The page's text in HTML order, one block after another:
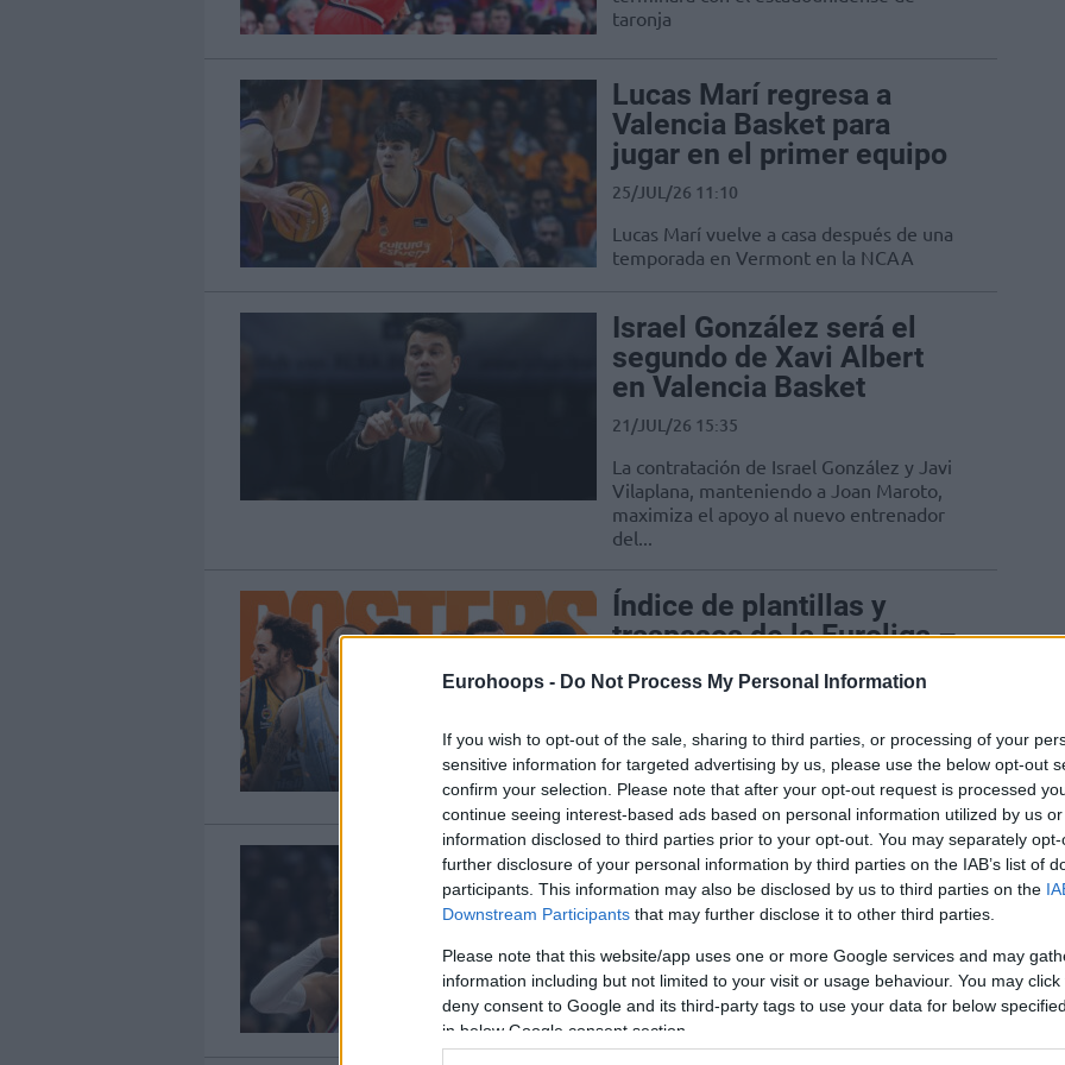
Eurohoops - Do Not Process My Personal Information
If you wish to opt-out of the sale, sharing to third parties, or processing of your
sensitive information for targeted advertising by us, please use the below opt-out
confirm your selection. Please note that after your opt-out request is processed
continue seeing interest-based ads based on personal information utilized by us
information disclosed to third parties prior to your opt-out. You may separately
further disclosure of your personal information by third parties on the IAB’s list of
participants. This information may also be disclosed by us to third parties on the
Downstream Participants that may further disclose it to other third parties.
Please note that this website/app uses one or more Google services and may
information including but not limited to your visit or usage behaviour. You may
deny consent to Google and its third-party tags to use your data for below
in below Google consent section.
taronja
Lucas Marí regresa a
Valencia Basket para
jugar en el primer equipo
25/JUL/26 11:10
Lucas Marí vuelve a casa después de una
temporada en Vermont en la NCAA
Israel González será el
segundo de Xavi Albert
en Valencia Basket
21/JUL/26 15:35
La contratación de Israel González y Javi
Vilaplana, manteniendo a Joan Maroto,
maximiza el apoyo al nuevo entrenador
del...
Índice de plantillas y
traspasos de la Euroliga –
2026/2027
Con el mercado de verano en pleno
apogeo, aquí están las plantillas, los
fichajes y los rumores actuales de...
Valencia Basket se
interesa en Nadir Hifi
06/JUL/26 20:31
El francés es uno de los objetivos más
codiciados de la Euroliga este verano